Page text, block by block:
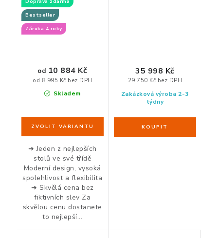
Doprava zdarma
Bestseller
Záruka 4 roky
Skladem
od 8 995 Kč bez DPH
od 10 884 Kč
➜ Jeden z nejlepších
stolů ve své třídě
Moderní design, vysoká
spolehlivost a flexibilita
➜ Skvělá cena bez
fiktivních slev Za
skvělou cenu dostanete
to nejlepší...
Zakázková výroba 2-3
týdny
29 750 Kč bez DPH
35 998 Kč